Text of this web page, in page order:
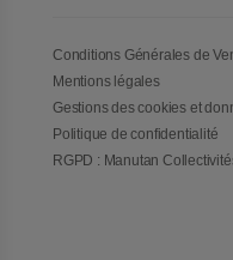
même votresolution de
Conditions Générales de
Mentions légales
Gestions des cookies et
Politique de confidentialité
RGPD : Manutan